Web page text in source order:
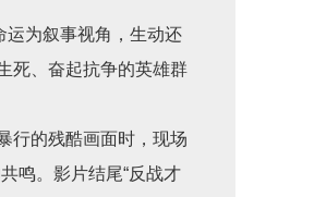
运为叙事视角，生动还
死、奋起抗争的英雄群
行的残酷画面时，现场
鸣。影片结尾“反战才